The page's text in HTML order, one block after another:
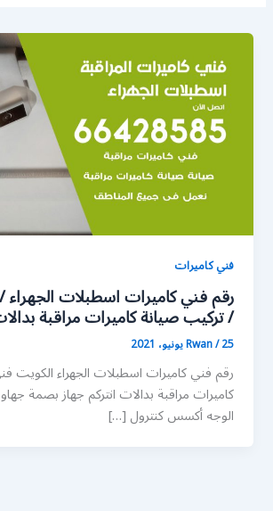
فني كاميرات
/ تركيب صيانة كاميرات مراقبة
Rwan/25 يونيو، 2021
رقم فني كاميرات اسطبلات الجهراء الكويت
كاميرات مراقبة بدالات انتركم جهاز بصمة
الوجه أكسس كنترول […]